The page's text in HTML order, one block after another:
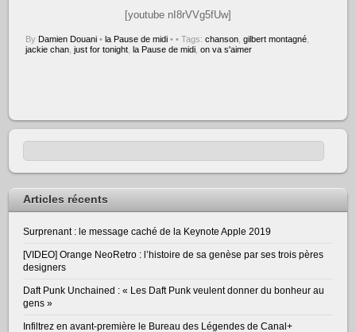
[youtube nI8rVVg5fUw]
By Damien Douani • la Pause de midi • • Tags:chanson,gilbert montagné,
jackie chan,just for tonight, la Pause de midi,on va s'aimer
Articles récents
Surprenant : le message caché de la Keynote Apple 2019
[VIDEO] Orange NeoRetro : l’histoire de sa genèse par ses trois pères
designers
Daft Punk Unchained : « Les Daft Punk veulent donner du bonheur au
gens »
Infiltrez en avant-première le Bureau des Légendes de Canal+